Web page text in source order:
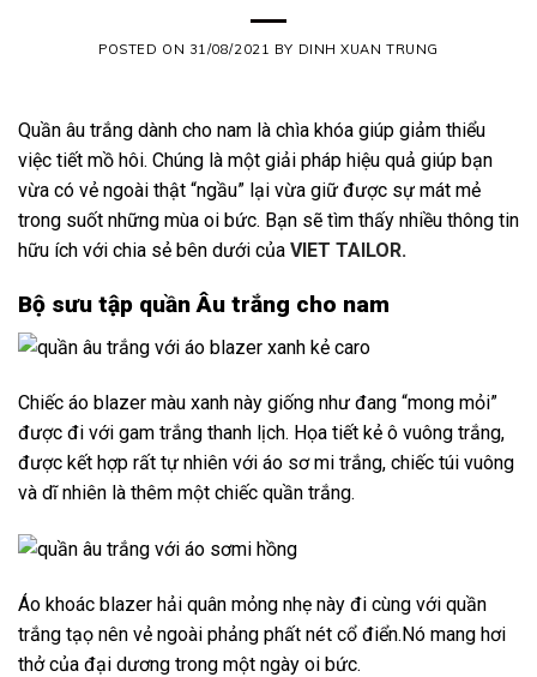
POSTED ON 31/08/2021 BY DINH XUAN TRUNG
Quần âu trắng dành cho nam là chìa khóa giúp giảm thiểu
việc tiết mồ hôi. Chúng là một giải pháp hiệu quả giúp bạn
vừa có vẻ ngoài thật “ngầu” lại vừa giữ được sự mát mẻ
trong suốt những mùa oi bức. Bạn sẽ tìm thấy nhiều thông tin
hữu ích với chia sẻ bên dưới của VIET TAILOR.
Bộ sưu tập quần Âu trắng cho nam
Chiếc áo blazer màu xanh này giống như đang “mong mỏi”
được đi với gam trắng thanh lịch. Họa tiết kẻ ô vuông trắng,
được kết hợp rất tự nhiên với áo sơ mi trắng, chiếc túi vuông
và dĩ nhiên là thêm một chiếc quần trắng.
Áo khoác blazer hải quân mỏng nhẹ này đi cùng với quần
trắng tạọ nên vẻ ngoài phảng phất nét cổ điển.Nó mang hơi
thở của đại dương trong một ngày oi bức.